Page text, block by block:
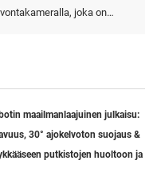
joka on
maailmanlaajuinen julkaisu:
30° ajokelvoton suojaus &
putkistojen huoltoon ja